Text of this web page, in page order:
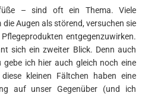
– sind oft ein Thema. Viele
Augen als störend, versuchen sie
entgegenzuwirken.
sich ein zweiter Blick. Denn auch
ich hier auch gleich noch eine
kleinen Fältchen haben eine
auf unser Gegenüber (und ich